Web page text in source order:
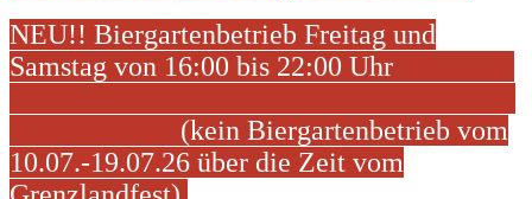
NEU!! Biergartenbetrieb Freitag und
Samstag von 16:00 bis 22:00 Uhr
(kein Biergartenbetrieb vom
10.07.-19.07.26 über die Zeit vom